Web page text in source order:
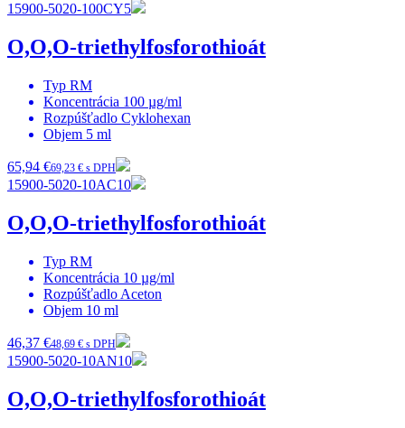
15900-5020-100CY5
O,O,O-triethylfosforothioát
Typ RM
Koncentrácia 100 µg/ml
Rozpúšťadlo Cyklohexan
Objem 5 ml
65,94 €69,23 € s DPH
15900-5020-10AC10
O,O,O-triethylfosforothioát
Typ RM
Koncentrácia 10 µg/ml
Rozpúšťadlo Aceton
Objem 10 ml
46,37 €48,69 € s DPH
15900-5020-10AN10
O,O,O-triethylfosforothioát